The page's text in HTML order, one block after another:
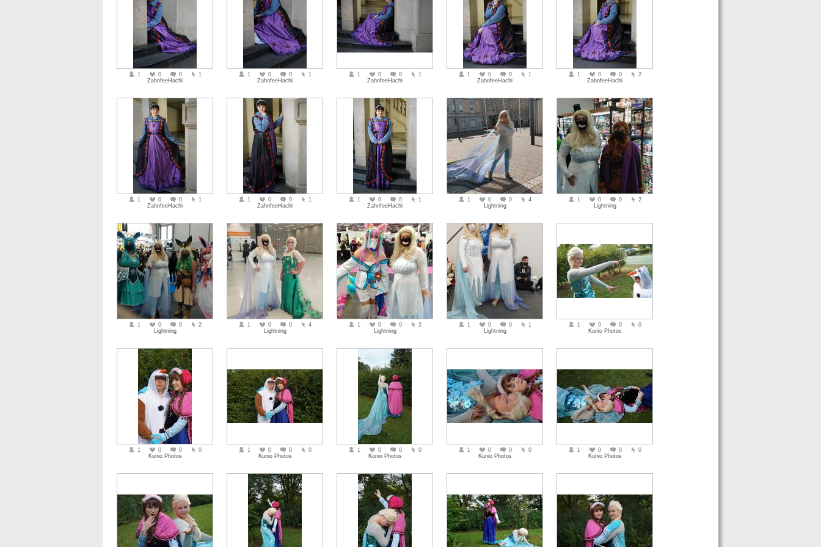
1 0 0
1
ZahnfeeHachi
1 0 0
1
ZahnfeeHachi
1 0 0
1
ZahnfeeHachi
1 0 0
1
ZahnfeeHachi
1 0 0
2
ZahnfeeHachi
1 0 0
1
ZahnfeeHachi
1 0 0
1
ZahnfeeHachi
1 0 0
1
ZahnfeeHachi
1 0 0
4
Lightning
1 0 0
2
Lightning
1 0 0
2
Lightning
1 0 0
4
Lightning
1 0 0
2
Lightning
1 0 0
1
Lightning
1 0 0
0
Kunio Photos
1 0 0
0
Kunio Photos
1 0 0
0
Kunio Photos
1 0 0
0
Kunio Photos
1 0 0
0
Kunio Photos
1 0 0
0
Kunio Photos